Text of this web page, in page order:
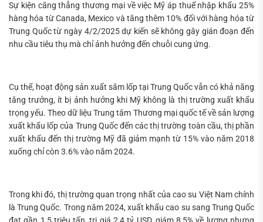
Sự kiện căng thẳng thương mại về việc Mỹ áp thuế nhập khẩu 25%
hàng hóa từ Canada, Mexico và tăng thêm 10% đối với hàng hóa từ
Trung Quốc từ ngày 4/2/2025 dự kiến sẽ không gây gián đoạn đến
nhu cầu tiêu thụ mà chỉ ảnh hưởng đến chuỗi cung ứng.
Cụ thể, hoạt động sản xuất săm lốp tại Trung Quốc vẫn có khả năng
tăng trưởng, ít bị ảnh hưởng khi Mỹ không là thị trường xuất khẩu
trọng yếu. Theo dữ liệu Trung tâm Thương mại quốc tế về sản lượng
xuất khẩu lốp của Trung Quốc đến các thị trường toàn cầu, thị phần
xuất khẩu đến thị trường Mỹ đã giảm mạnh từ 15% vào năm 2018
xuống chỉ còn 3.6% vào năm 2024.
Trong khi đó, thị trường quan trọng nhất của cao su Việt Nam chính
là Trung Quốc. Trong năm 2024, xuất khẩu cao su sang Trung Quốc